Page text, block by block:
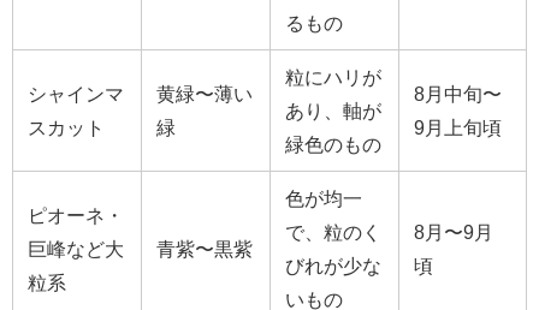
るもの
シャインマ
スカット
黄緑〜薄い
緑
粒にハリが
あり、軸が
緑色のもの
8月中旬〜
9月上旬頃
ピオーネ・
巨峰など大
粒系
青紫〜黒紫
色が均一
で、粒のく
びれが少な
いもの
8月〜9月
頃